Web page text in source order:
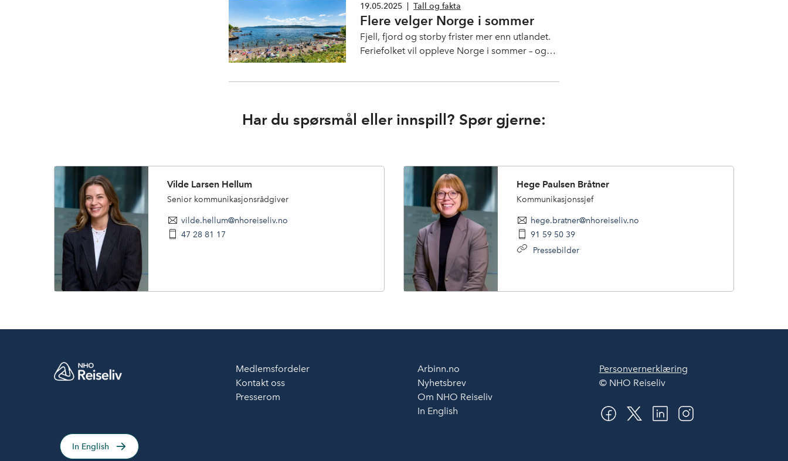
19.05.2025 Tall og fakta
Flere velger Norge i sommer
Fjell, fjord og storby frister mer enn utlandet.
Feriefolket vil oppleve Norge i sommer – og
Har du spørsmål eller innspill? Spør gjerne:
Vilde Larsen Hellum
Senior kommunikasjonsrådgiver
vilde.hellum@nhoreiseliv.no
47 28 81 17
Hege Paulsen Bråtner
Kommunikasjonssjef
hege.bratner@nhoreiseliv.no
91 59 50 39
Pressebilder
In English
Medlemsfordeler
Kontakt oss
Presserom
Arbinn.no
Nyhetsbrev
Om NHO Reiseliv
In English
Personvernerklæring
© NHO Reiseliv